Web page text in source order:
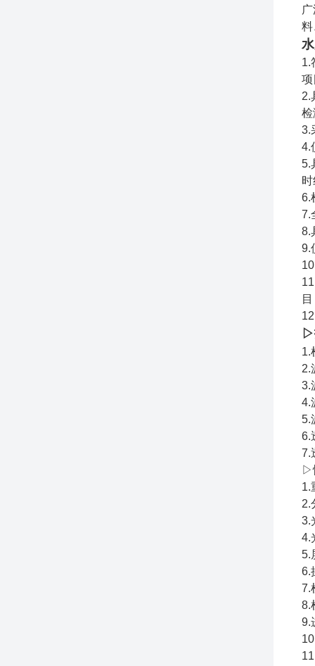
料
1.
项
2.
检
3.
4.
5.
6.
7.
8.
9.
▷
1.
2.
3.
4.
5.
6.
7.
▷
1.
2.
3.
4.
5.
6.
7.
8.
9.